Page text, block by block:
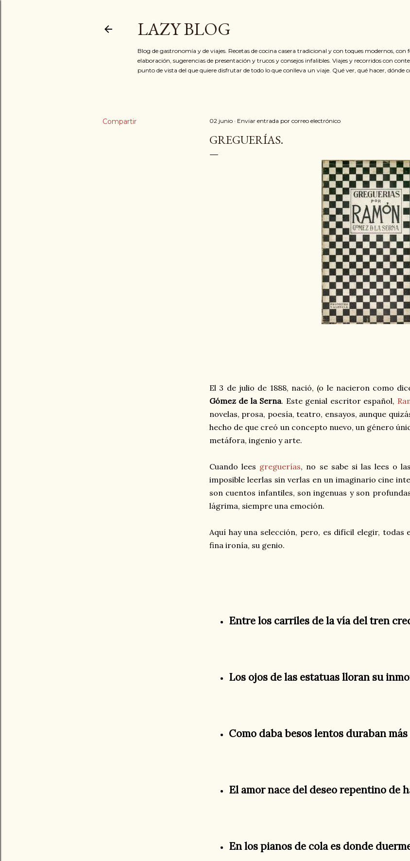
LAZY BLOG
Blog de gastronomía y de viajes. Recetas de cocina casera tradicional y con toques modernos, con
elaboración, sugerencias de presentación y trucos y consejos infalibles. Viajes y recorridos con
punto de vista del que quiere disfrutar de todo lo que conlleva un viaje. Qué ver, qué hacer, dónde
Compartir 02 junio Enviar entrada por correo electrónico
GREGUERÍAS.
El 3 de julio de 1888, nació, (o le nacieron como
Gómez de la Serna. Este genial escritor español,
novelas, prosa, poesía, teatro, ensayos, aunque
hecho de que creó un concepto nuevo, un género
metáfora, ingenio y arte.
Cuando lees greguerías, no se sabe si las lees o
imposible leerlas sin verlas en un imaginario cine
son cuentos infantiles, son ingenuas y son
lágrima, siempre una emoción.
Aquí hay una selección, pero, es difícil elegir, todas
fina ironía, su genio.
Entre los carriles de la vía del tren
Los ojos de las estatuas lloran su
Como daba besos lentos duraban más
El amor nace del deseo repentino de
En los pianos de cola es donde